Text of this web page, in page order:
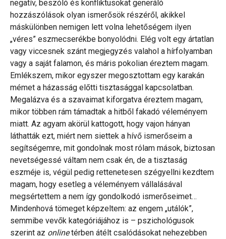
negatív, beszóló és konfliktusokat generáló
hozzászólások olyan ismerősök részéről, akikkel
máskülönben nemigen lett volna lehetőségem ilyen
„véres” eszmecserékbe bonyolódni. Elég volt egy ártatlan
vagy viccesnek szánt megjegyzés valahol a hírfolyamban
vagy a saját falamon, és máris pokolian éreztem magam.
Emlékszem, mikor egyszer megosztottam egy karakán
mémet a házasság előtti tisztasággal kapcsolatban.
Megalázva és a szavaimat kiforgatva éreztem magam,
mikor többen rám támadtak a hitből fakadó véleményem
miatt. Az agyam akörül kattogott, hogy vajon hányan
láthatták ezt, miért nem siettek a hívő ismerőseim a
segítségemre, mit gondolnak most rólam mások, biztosan
nevetségessé váltam nem csak én, de a tisztaság
eszméje is, végül pedig rettenetesen szégyellni kezdtem
magam, hogy esetleg a véleményem vállalásával
megsértettem a nem így gondolkodó ismerőseimet…
Mindenhová tömeget képzeltem: az engem „utálók”,
semmibe vevők kategóriájához is – pszichológusok
szerint az onlinetérben átélt csalódásokat nehezebben